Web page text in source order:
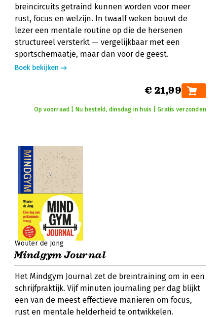
breincircuits getraind kunnen worden voor meer
rust, focus en welzijn. In twaalf weken bouwt de
lezer een mentale routine op die de hersenen
structureel versterkt — vergelijkbaar met een
sportschemaatje, maar dan voor de geest.
Boek bekijken
€ 21,99
Op voorraad | Nu besteld, dinsdag in huis | Gratis verzonden
Wouter de Jong
Mindgym Journal
Het Mindgym Journal zet de breintraining om in een
schrijfpraktijk. Vijf minuten journaling per dag blijkt
een van de meest effectieve manieren om focus,
rust en mentale helderheid te ontwikkelen.